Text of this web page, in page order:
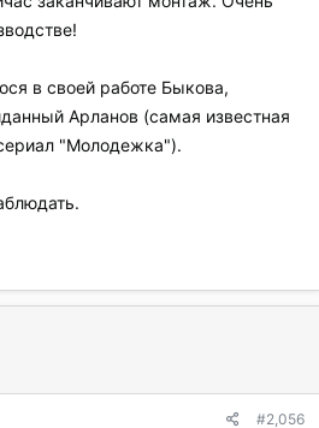
в своей работе Быкова,
Арланов (самая известная
"Молодежка").
#2,056